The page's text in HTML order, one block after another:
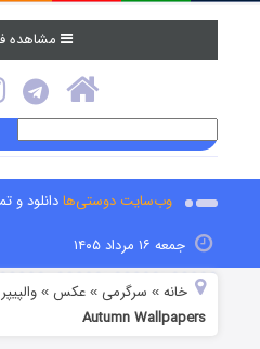
مشاهده
وب‌سایت دوستی‌هادانلود و
جمعه ۱۶ مرداد ۱۴۰۵
خانه » سرگرمی »عکس »والپیپر
Autumn Wallpapers